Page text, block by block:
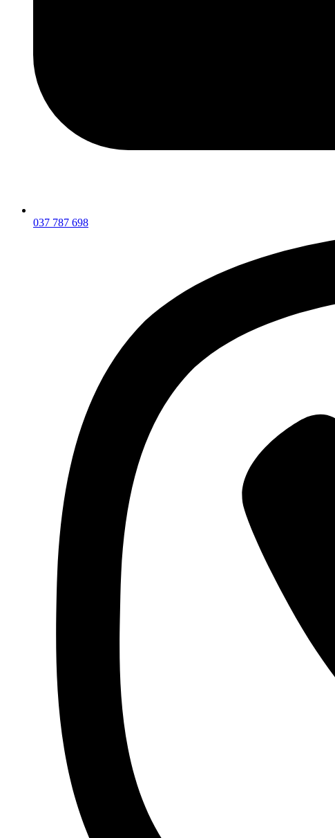
037 787 698